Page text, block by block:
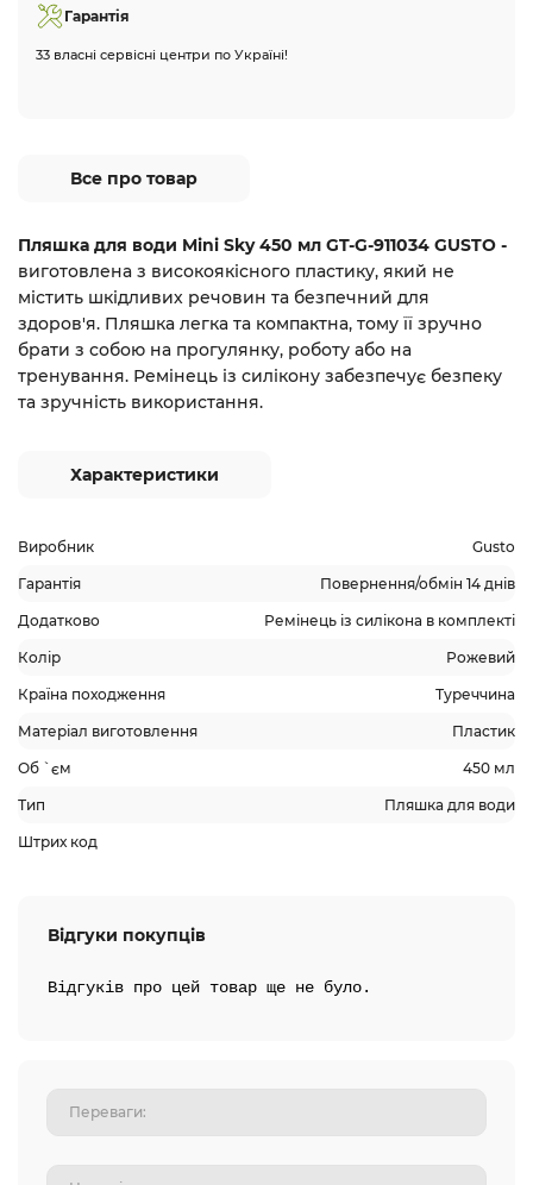
Гарантія
33 власні сервісні центри по Україні!
Все про товар
Пляшка для води Mini Sky 450 мл GT-G-911034 GUSTO -
виготовлена з високоякісного пластику, який не
містить шкідливих речовин та безпечний для
здоров'я. Пляшка легка та компактна, тому її зручно
брати з собою на прогулянку, роботу або на
тренування. Ремінець із силікону забезпечує безпеку
та зручність використання.
Характеристики
Виробник Gusto
Гарантія Повернення/обмін 14 днів
Додатково Ремінець із силікона в комплекті
Колір Рожевий
Країна походження Туреччина
Матеріал виготовлення Пластик
Об `єм 450 мл
Тип Пляшка для води
Штрих код
Відгуки покупців
Відгуків про цей товар ще не було.